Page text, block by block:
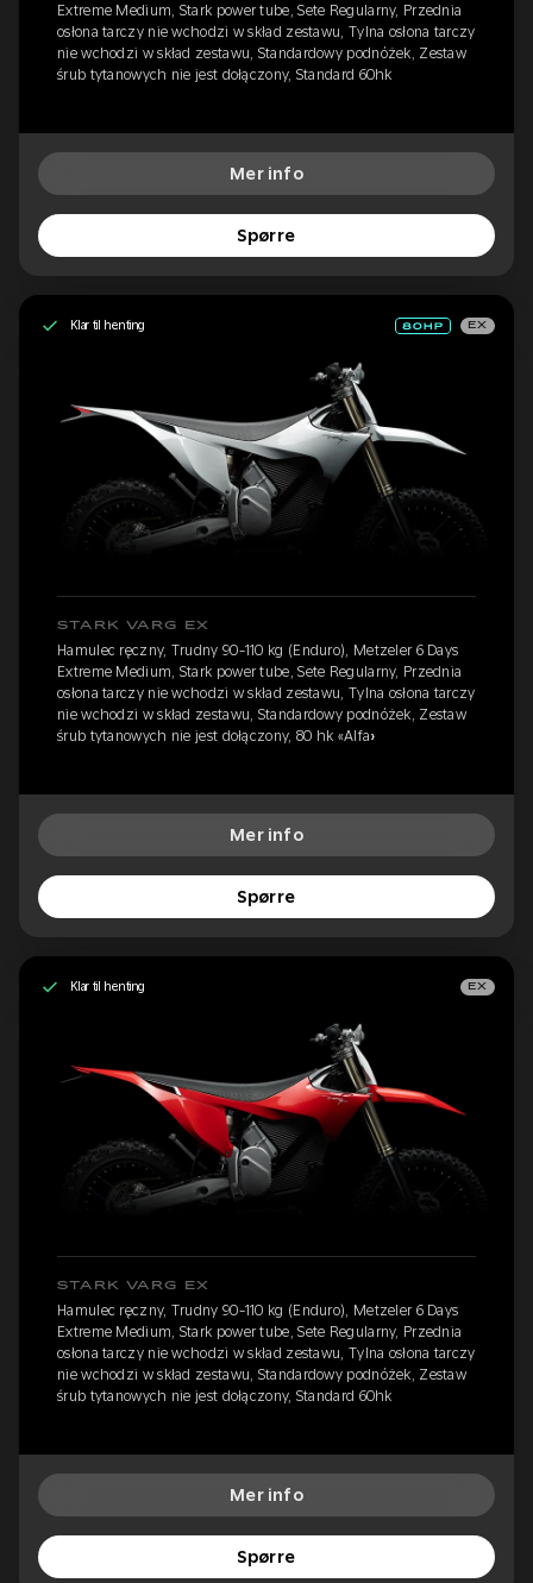
Extreme Medium, Stark power tube, Sete Regularny, Przednia
osłona tarczy nie wchodzi w skład zestawu, Tylna osłona tarczy
nie wchodzi w skład zestawu, Standardowy podnóżek, Zestaw
śrub tytanowych nie jest dołączony, Standard 60hk
Mer info
Spørre
Klar til henting EX
STARK VARG EX
Hamulec ręczny, Trudny 90-110 kg (Enduro), Metzeler 6 Days
Extreme Medium, Stark power tube, Sete Regularny, Przednia
osłona tarczy nie wchodzi w skład zestawu, Tylna osłona tarczy
nie wchodzi w skład zestawu, Standardowy podnóżek, Zestaw
śrub tytanowych nie jest dołączony, 80 hk «Alfa»
Mer info
Spørre
Klar til henting EX
STARK VARG EX
Hamulec ręczny, Trudny 90-110 kg (Enduro), Metzeler 6 Days
Extreme Medium, Stark power tube, Sete Regularny, Przednia
osłona tarczy nie wchodzi w skład zestawu, Tylna osłona tarczy
nie wchodzi w skład zestawu, Standardowy podnóżek, Zestaw
śrub tytanowych nie jest dołączony, Standard 60hk
Mer info
Spørre